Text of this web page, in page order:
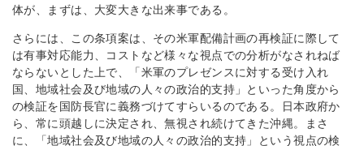
体が、まずは、大変大きな出来事である。
さらには、この条項案は、その米軍配備計画の再検証に際して
は有事対応能力、コストなど様々な視点での分析がなされねば
ならないとした上で、「米軍のプレゼンスに対する受け入れ
国、地域社会及び地域の人々の政治的支持」といった角度から
の検証を国防長官に義務づけてすらいるのである。日本政府か
ら、常に頭越しに決定され、無視され続けてきた沖縄。まさ
に、「地域社会及び地域の人々の政治的支持」という視点の検